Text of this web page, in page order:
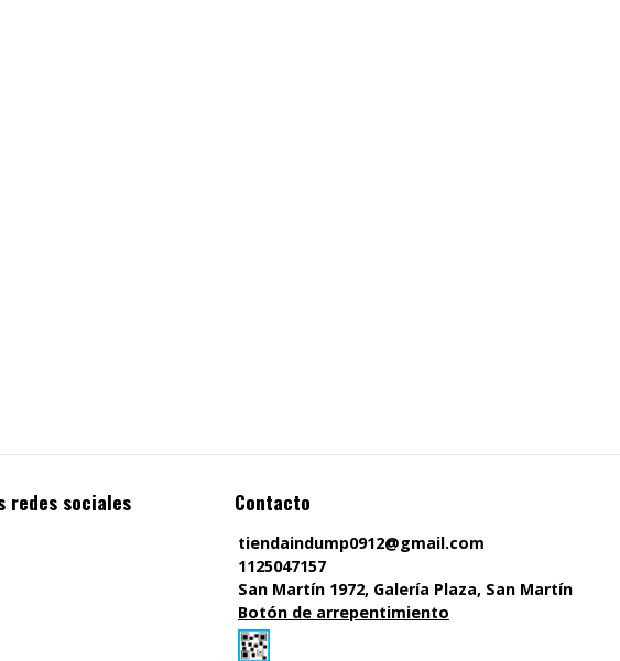
redes sociales Contacto
tiendaindump0912@gmail.com
1125047157
San Martín 1972, Galería Plaza, San Martín
Botón de arrepentimiento